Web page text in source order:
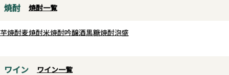
スイと楽しめます。ラベルも可愛
ュラルスパークリングです。
焼酎 焼酎一覧
芋焼酎麦焼酎米焼酎吟醸酒黒糖焼酎泡盛
ワイン ワイン一覧